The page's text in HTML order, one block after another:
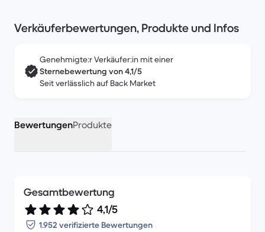
Verkäuferbewertungen, Produkte und Infos
Genehmigte:r Verkäufer:in mit einer
Sternebewertung von 4,1/5
Seitverlässlich auf Back Market
BewertungenProdukte
Gesamtbewertung
4,1/5
1.952 verifizierte Bewertungen